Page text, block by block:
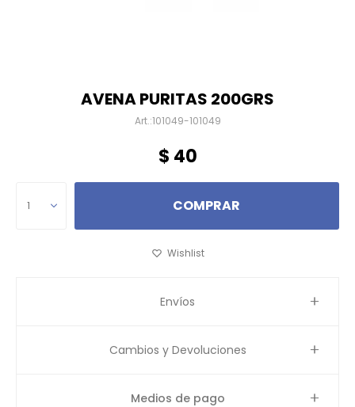
AVENA PURITAS 200GRS
101049-101049
$ 40
1 COMPRAR
Envíos
Cambios y Devoluciones
Medios de pago